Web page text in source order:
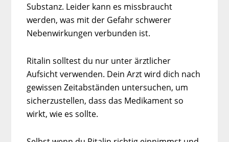
Substanz. Leider kann es missbraucht
werden, was mit der Gefahr schwerer
Nebenwirkungen verbunden ist.
Ritalin solltest du nur unter ärztlicher
Aufsicht verwenden. Dein Arzt wird dich nach
gewissen Zeitabständen untersuchen, um
sicherzustellen, dass das Medikament so
wirkt, wie es sollte.